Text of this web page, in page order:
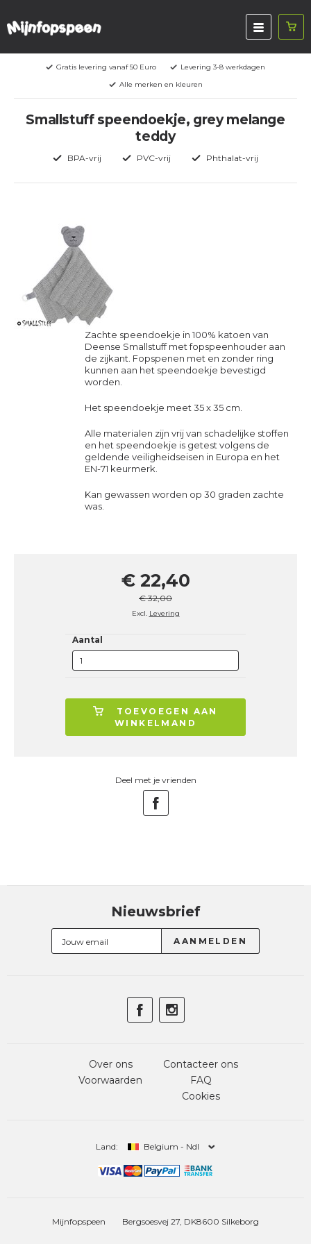
Gratis levering vanaf 50 Euro
Levering 3-8 werkdagen
Alle merken en kleuren
Smallstuff speendoekje, grey melange
teddy
BPA-vrij PVC-vrij Phthalat-vrij
Zachte speendoekje in 100% katoen van
Deense Smallstuff met fopspeenhouder aan
de zijkant. Fopspenen met en zonder ring
kunnen aan het speendoekje bevestigd
worden.
Het speendoekje meet 35 x 35 cm.
Alle materialen zijn vrij van schadelijke stoffen
en het speendoekje is getest volgens de
geldende veiligheidseisen in Europa en het
EN-71 keurmerk.
Kan gewassen worden op 30 graden zachte
was.
€ 22,40
€ 32,00
Excl. Levering
Aantal
TOEVOEGEN AAN
WINKELMAND
Deel met je vrienden
Nieuwsbrief
Over ons
Voorwaarden
Contacteer ons
FAQ
Cookies
Land: Belgium - Ndl
Mijnfopspeen Bergsoesvej 27, DK8600 Silkeborg